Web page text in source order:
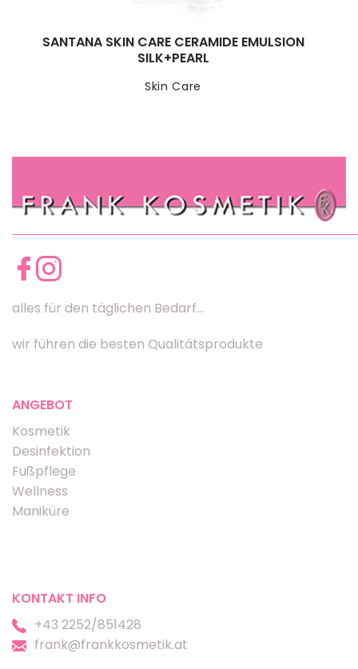
Skin Care
SANTANA SKIN CARE CERAMIDE EMULSION
SILK+PEARL
alles für den täglichen Bedarf...
wir führen die besten Qualitätsprodukte
ANGEBOT
Kosmetik
Desinfektion
Fußpflege
Wellness
Maniküre
KONTAKT INFO
+43 2252/851428
frank@frankkosmetik.at